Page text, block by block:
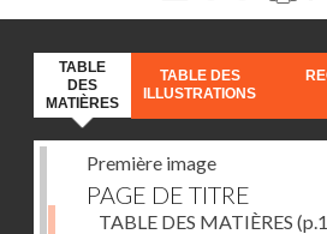
TABLE
DES
MATIÈRES
TABLE DES
ILLUSTRATIONS
Première image
PAGE DE TITRE
TABLE DES MATIÈRES